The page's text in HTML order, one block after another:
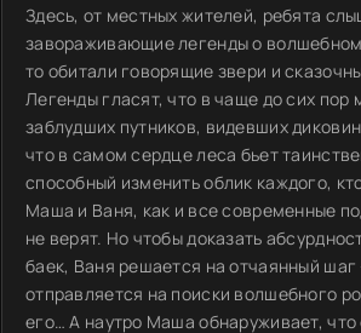
Здесь, от местных жителей, ребята
завораживающие легенды о
то обитали говорящие звери и
Легенды гласят, что в чаще до сих пор
заблудших путников, видевших
что в самом сердце леса бьет
способный изменить облик каждого,
Маша и Ваня, как и все современные
не верят. Но чтобы доказать
баек, Ваня решается на отчаянный шаг
отправляется на поиски волшебного
его… А наутро Маша обнаруживает, что